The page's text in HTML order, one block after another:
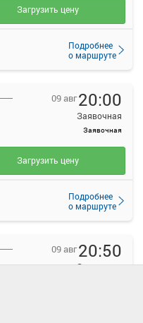
Подробнее
о маршруте
Загрузить цену
09 авг20:00
Заявочная
Заявочная
Подробнее
о маршруте
Загрузить цену
09 авг20:50
Заявочная